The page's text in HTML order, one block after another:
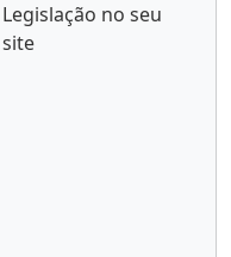
Legislação no seu
site